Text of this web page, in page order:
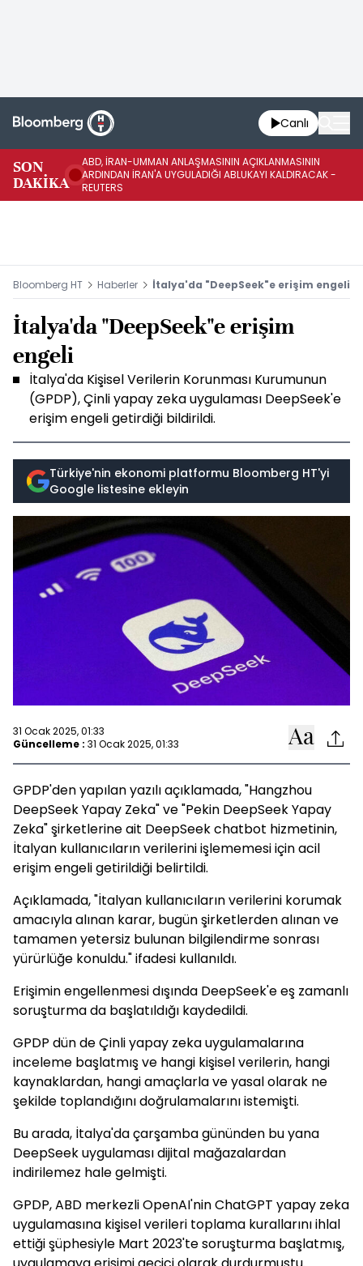
Canlı
SON
DAKİKA
ABD, İRAN-UMMAN ANLAŞMASININ AÇIKLANMASININ
ARDINDAN İRAN'A UYGULADIĞI ABLUKAYI KALDIRACAK -
REUTERS
Bloomberg HT Haberler İtalya'da "DeepSeek"e erişim engeli
İtalya'da "DeepSeek"e erişim
engeli
İtalya'da Kişisel Verilerin Korunması Kurumunun
(GPDP), Çinli yapay zeka uygulaması DeepSeek'e
erişim engeli getirdiği bildirildi.
Türkiye'nin ekonomi platformu Bloomberg HT'yi
Google listesine ekleyin
31 Ocak 2025, 01:33
Güncelleme : 31 Ocak 2025, 01:33
GPDP'den yapılan yazılı açıklamada, "Hangzhou
DeepSeek Yapay Zeka" ve "Pekin DeepSeek Yapay
Zeka" şirketlerine ait DeepSeek chatbot hizmetinin,
İtalyan kullanıcıların verilerini işlememesi için acil
erişim engeli getirildiği belirtildi.
Açıklamada, "İtalyan kullanıcıların verilerini korumak
amacıyla alınan karar, bugün şirketlerden alınan ve
tamamen yetersiz bulunan bilgilendirme sonrası
yürürlüğe konuldu." ifadesi kullanıldı.
Erişimin engellenmesi dışında DeepSeek'e eş zamanlı
soruşturma da başlatıldığı kaydedildi.
GPDP dün de Çinli yapay zeka uygulamalarına
inceleme başlatmış ve hangi kişisel verilerin, hangi
kaynaklardan, hangi amaçlarla ve yasal olarak ne
şekilde toplandığını doğrulamalarını istemişti.
Bu arada, İtalya'da çarşamba gününden bu yana
DeepSeek uygulaması dijital mağazalardan
indirilemez hale gelmişti.
GPDP, ABD merkezli OpenAI'nin ChatGPT yapay zeka
uygulamasına kişisel verileri toplama kurallarını ihlal
ettiği şüphesiyle Mart 2023'te soruşturma başlatmış,